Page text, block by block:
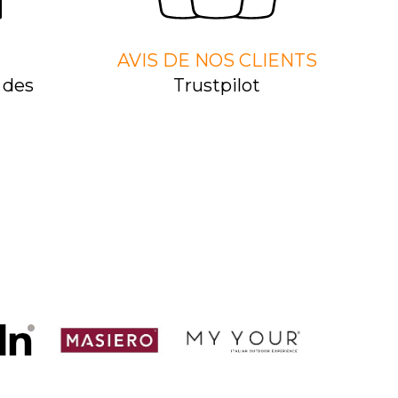
AVIS DE NOS CLIENTS
Trustpilot